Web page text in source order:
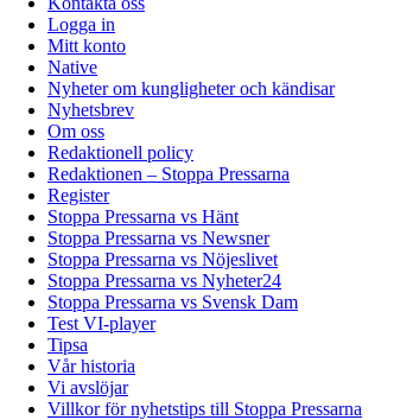
Logga in
Mitt konto
Native
Nyheter om kungligheter och kändisar
Nyhetsbrev
Om oss
Redaktionell policy
Redaktionen – Stoppa Pressarna
Register
Stoppa Pressarna vs Hänt
Stoppa Pressarna vs Newsner
Stoppa Pressarna vs Nöjeslivet
Stoppa Pressarna vs Nyheter24
Stoppa Pressarna vs Svensk Dam
Test VI-player
Tipsa
Vår historia
Vi avslöjar
Villkor för nyhetstips till Stoppa Pressarna